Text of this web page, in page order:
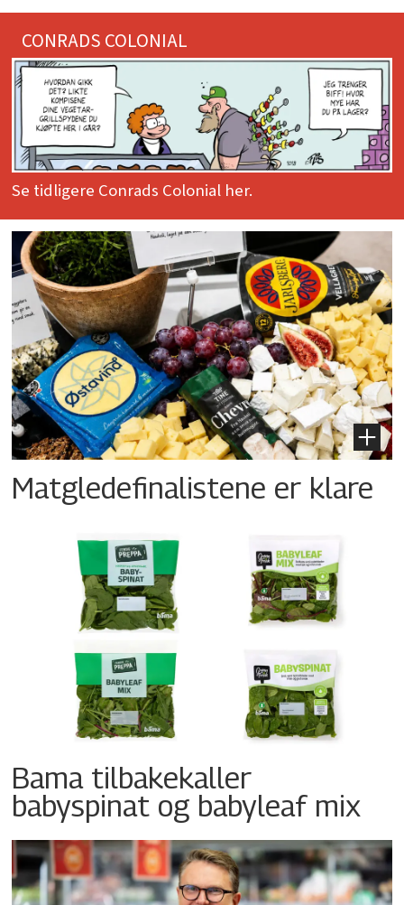
CONRADS COLONIAL
Se tidligere Conrads Colonial her.
Matgledefinalistene er klare
Bama tilbakekaller
babyspinat og babyleaf mix